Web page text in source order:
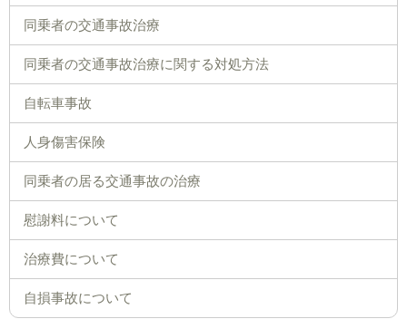
同乗者の交通事故治療
同乗者の交通事故治療に関する対処方法
自転車事故
人身傷害保険
同乗者の居る交通事故の治療
慰謝料について
治療費について
自損事故について